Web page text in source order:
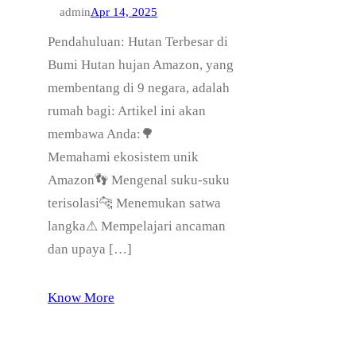
adminApr 14, 2025
Pendahuluan: Hutan Terbesar di
Bumi Hutan hujan Amazon, yang
membentang di 9 negara, adalah
rumah bagi: Artikel ini akan
membawa Anda:🌳
Memahami ekosistem unik
Amazon👣 Mengenal suku-suku
terisolasi🐆 Menemukan satwa
langka⚠ Mempelajari ancaman
dan upaya […]
Know More